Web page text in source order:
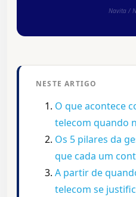
Navita /
NESTE ARTIGO
O que acontece
telecom quando
Os 5 pilares da
que cada um
A partir de
telecom se